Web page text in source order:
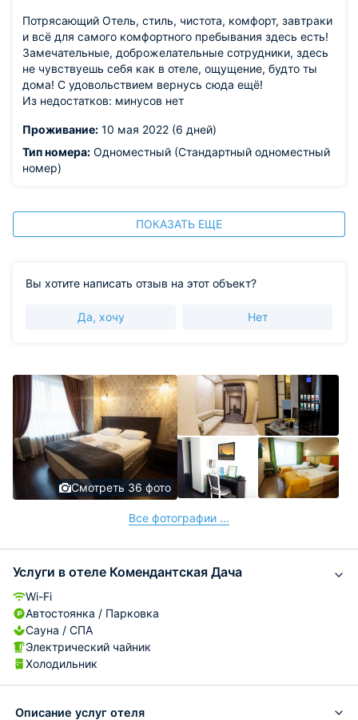
Потрясающий Отель, стиль, чистота, комфорт, завтраки
и всё для самого комфортного пребывания здесь есть!
Замечательные, доброжелательные сотрудники, здесь
не чувствуешь себя как в отеле, ощущение, будто ты
дома! С удовольствием вернусь сюда ещё!
Из недостатков: минусов нет
Проживание: 10 мая 2022 (6 дней)
Тип номера: Одноместный (Стандартный одноместный
номер)
ПОКАЗАТЬ ЕЩЕ
Вы хотите написать отзыв на этот объект?
Да, хочу Нет
Смотреть 36 фото
Все фотографии ...
Услуги в отеле Комендантская Дача
Wi-Fi
Автостоянка / Парковка
Сауна / СПА
Электрический чайник
Холодильник
Описание услуг отеля